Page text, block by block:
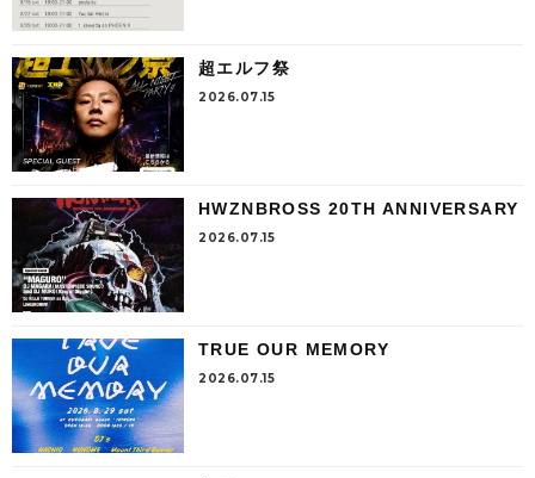
超エルフ祭
2026.07.15
HWZNBROSS 20TH ANNIVERSARY
2026.07.15
TRUE OUR MEMORY
2026.07.15